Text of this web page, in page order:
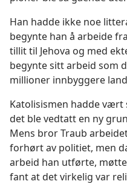
Han hadde ikke noe
begynte han å arbeide
tillit til Jehova og med
begynte sitt arbeid som
millioner innbyggere
Katolisismen hadde vært
det ble vedtatt en ny
Mens bror Traub
forhørt av politiet, men
arbeid han utførte,
fant at det virkelig var